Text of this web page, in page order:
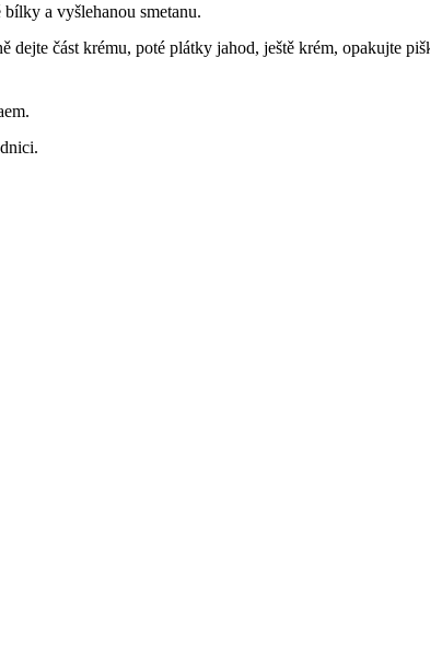
a vyšlehanou smetanu.
dejte část krému, poté plátky jahod, ještě krém, opakujte